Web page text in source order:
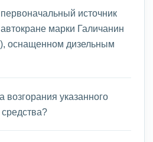
источник
марки Галичанин
оснащенном дизельным
возгорания указанного